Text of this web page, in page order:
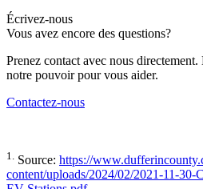
Écrivez-nous
Vous avez encore des questions?
Prenez contact avec nous
notre pouvoir pour vous aider.
Contactez-nous
1. Source: https://
content/uploads/2024/02/2021-11-